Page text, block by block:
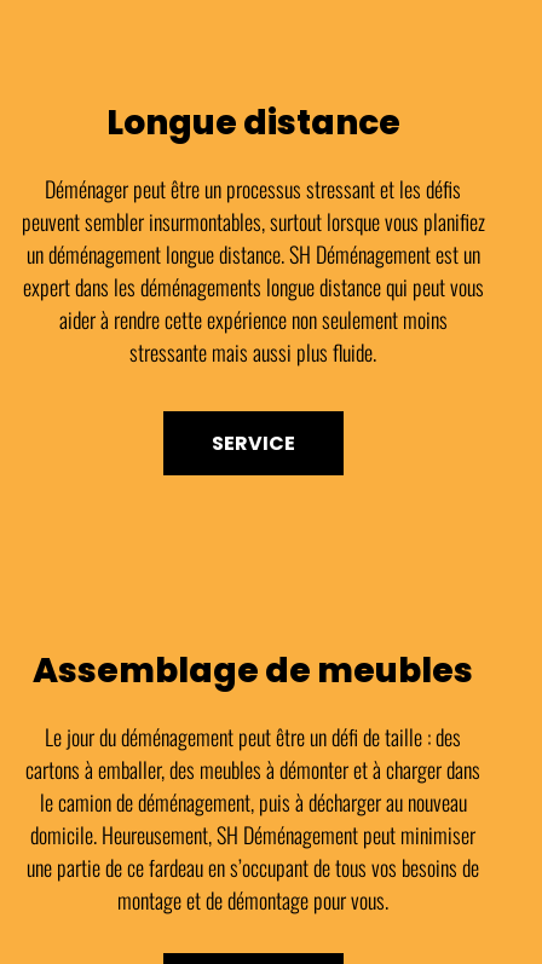
Longue distance
Déménager peut être un processus stressant et les défis
peuvent sembler insurmontables, surtout lorsque vous planifiez
un déménagement longue distance. SH Déménagement est un
expert dans les déménagements longue distance qui peut vous
aider à rendre cette expérience non seulement moins
stressante mais aussi plus fluide.
SERVICE
Assemblage de meubles
Le jour du déménagement peut être un défi de taille : des
cartons à emballer, des meubles à démonter et à charger dans
le camion de déménagement, puis à décharger au nouveau
domicile. Heureusement, SH Déménagement peut minimiser
une partie de ce fardeau en s’occupant de tous vos besoins de
montage et de démontage pour vous.